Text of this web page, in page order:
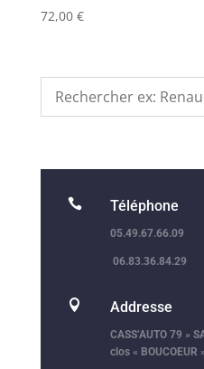
72,00 €
 Téléphone
05.49.67.66.09
06.83.36.84.29
 Addresse
CASS’AUTO 79 »
clos « BOUCOEUR